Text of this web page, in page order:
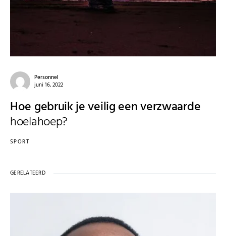
Personnel
juni 16, 2022
Hoe gebruik je veilig een verzwaarde
hoelahoep?
SPORT
GERELATEERD